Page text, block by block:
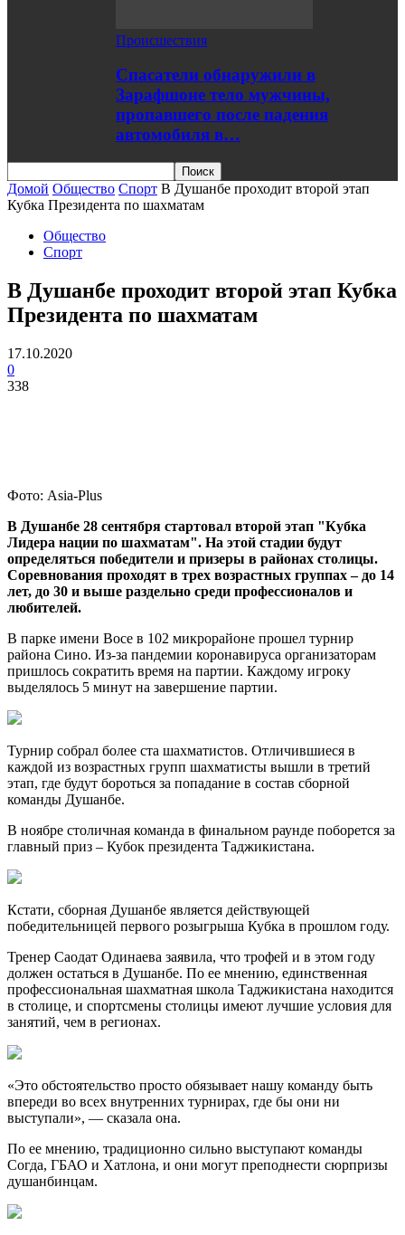
Происшествия
Спасатели обнаружили в
Зарафшоне тело мужчины,
пропавшего после падения
автомобиля в…
Домой Общество Спорт В Душанбе проходит второй этап
Кубка Президента по шахматам
Общество
Спорт
В Душанбе проходит второй этап Кубка
Президента по шахматам
17.10.2020
0
338
Фото: Asia-Plus
В Душанбе 28 сентября стартовал второй этап "Кубка
Лидера нации по шахматам". На этой стадии будут
определяться победители и призеры в районах столицы.
Соревнования проходят в трех возрастных группах – до 14
лет, до 30 и выше раздельно среди профессионалов и
любителей.
В парке имени Восе в 102 микрорайоне прошел турнир
района Сино. Из-за пандемии коронавируса организаторам
пришлось сократить время на партии. Каждому игроку
выделялось 5 минут на завершение партии.
Турнир собрал более ста шахматистов. Отличившиеся в
каждой из возрастных групп шахматисты вышли в третий
этап, где будут бороться за попадание в состав сборной
команды Душанбе.
В ноябре столичная команда в финальном раунде поборется за
главный приз – Кубок президента Таджикистана.
Кстати, сборная Душанбе является действующей
победительницей первого розыгрыша Кубка в прошлом году.
Тренер Саодат Одинаева заявила, что трофей и в этом году
должен остаться в Душанбе. По ее мнению, единственная
профессиональная шахматная школа Таджикистана находится
в столице, и спортсмены столицы имеют лучшие условия для
занятий, чем в регионах.
«Это обстоятельство просто обязывает нашу команду быть
впереди во всех внутренних турнирах, где бы они ни
выступали», — сказала она.
По ее мнению, традиционно сильно выступают команды
Согда, ГБАО и Хатлона, и они могут преподнести сюрпризы
душанбинцам.